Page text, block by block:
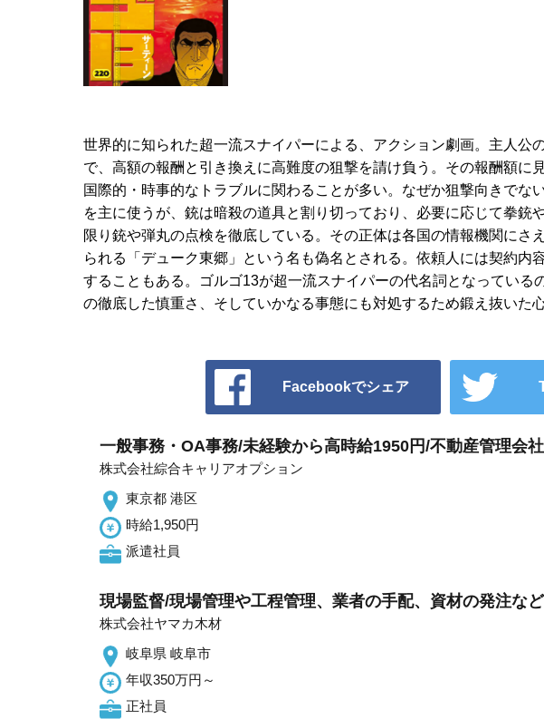
世界的に知られた超一流スナイパーによる、アクション劇画。主人公
で、高額の報酬と引き換えに高難度の狙撃を請け負う。その報酬額に
国際的・時事的なトラブルに関わることが多い。なぜか狙撃向きでな
を主に使うが、銃は暗殺の道具と割り切っており、必要に応じて拳銃
限り銃や弾丸の点検を徹底している。その正体は各国の情報機関にさ
られる「デューク東郷」という名も偽名とされる。依頼人には契約内
することもある。ゴルゴ13が超一流スナイパーの代名詞となっている
の徹底した慎重さ、そしていかなる事態にも対処するため鍛え抜いた
Facebookでシェア
一般事務・OA事務/未経験から高時給1950円/不動産管理会
株式会社綜合キャリアオプション
東京都 港区
時給1,950円
派遣社員
現場監督/現場管理や工程管理、業者の手配、資材の発注など
株式会社ヤマカ木材
岐阜県 岐阜市
年収350万円～
正社員